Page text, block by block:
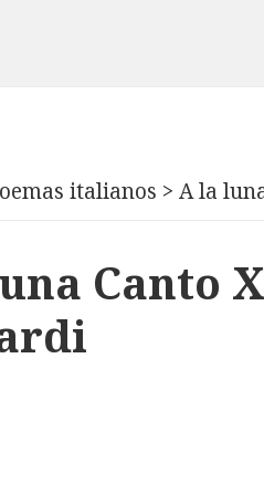
italianos >A la
Canto